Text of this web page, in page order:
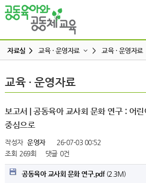
하위메뉴
자료실 > 교육 · 운영자료 >
연구자료
뉴스레터
언론보도
발간도서
교육 · 운영자료
교육 · 운영자료
보고서 | 공동육아 교사회 문화 연구 : 어린
중심으로
작성자 운영자
26-07-03 00:52
조회 269회 댓글 0건
공동육아 교사회 문화 연구.pdf(2.3M)